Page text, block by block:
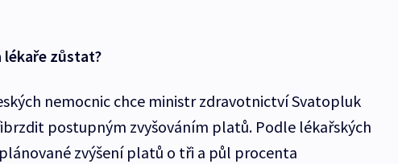
zůstat?
nemocnic chce ministr zdravotnictví Svatopluk
postupným zvyšováním platů. Podle lékařských
zvýšení platů o tři a půl procenta